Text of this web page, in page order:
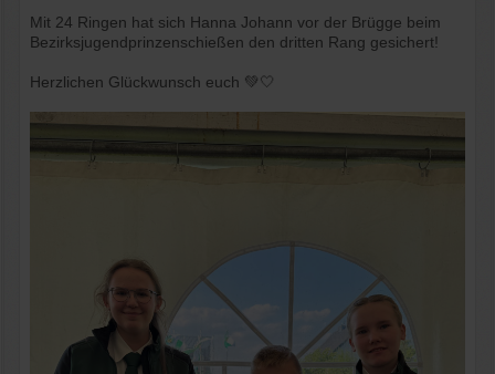
Mit 24 Ringen hat sich Hanna Johann vor der Brügge beim
Bezirksjugendprinzenschießen den dritten Rang gesichert!
Herzlichen Glückwunsch euch 💚🤍